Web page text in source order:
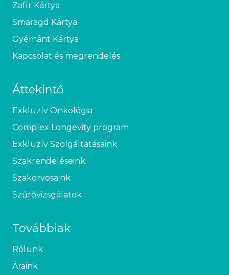
Zafír Kártya
Smaragd Kártya
Gyémánt Kártya
Kapcsolat és megrendelés
Áttekintő
Exkluzív Onkológia
Complex Longevity program
Exkluzív Szolgáltatásaink
Szakrendeléseink
Szakorvosaink
Szűrővizsgálatok
Továbbiak
Rólunk
Áraink